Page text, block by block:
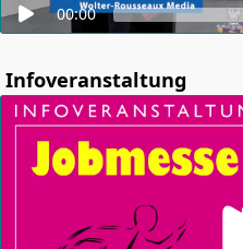
00:00
Infoveranstaltung